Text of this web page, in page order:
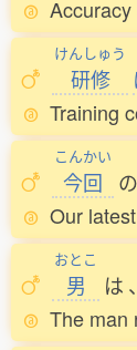
けんしゅう
研修
Training
こんかい
今回 の
Our
おとこ
男 は 、
The man